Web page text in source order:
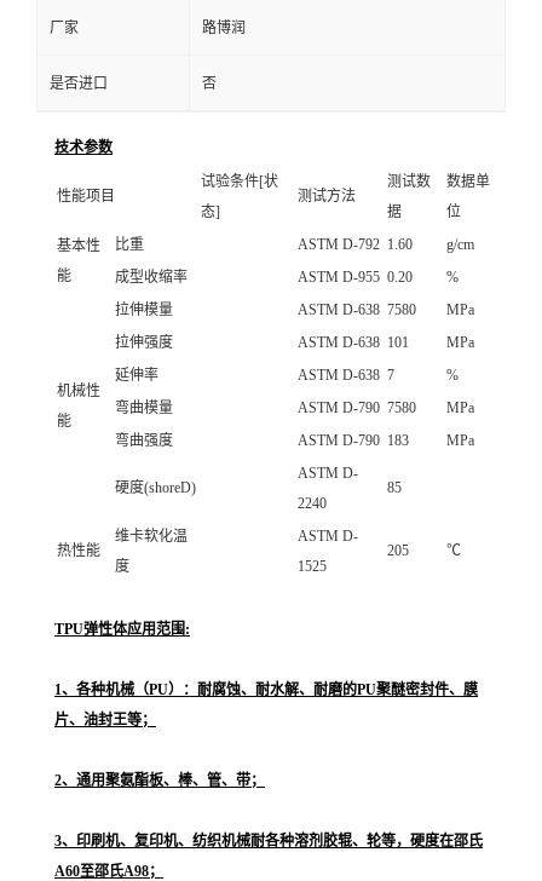
厂家 路博润
是否进口 否
技术参数
性能项目
试验条件[状
态]
测试方法
测试数
据
数据单
位
基本性
能
比重 ASTM D-792 1.60
g/cm
成型收缩率
ASTM D-955 0.20 %
机械性
能
拉伸模量 ASTM D-638 7580
MPa
拉伸强度
ASTM D-638 101
MPa
延伸率
ASTM D-638 7
%
弯曲模量
ASTM D-790 7580
MPa
弯曲强度
ASTM D-790 183 MPa
硬度(shoreD)
ASTM D-
2240
85
热性能
维卡软化温
度
ASTM D-
1525
205 ℃
TPU弹性体应用范围:
1、各种机械（PU）：耐腐蚀、耐水解、耐磨的PU聚醚密封件、膜
片、油封王等；
2、通用聚氨酯板、棒、管、带；
3、印刷机、复印机、纺织机械耐各种溶剂胶辊、轮等，硬度在邵氏
A60至邵氏A98；